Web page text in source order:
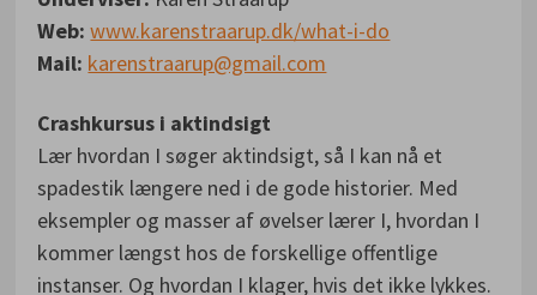
Web: www.karenstraarup.dk/what-i-do
Mail: karenstraarup@gmail.com
Crashkursus i aktindsigt
Lær hvordan I søger aktindsigt, så I kan nå et
spadestik længere ned i de gode historier. Med
eksempler og masser af øvelser lærer I, hvordan I
kommer længst hos de forskellige offentlige
instanser. Og hvordan I klager, hvis det ikke lykkes.